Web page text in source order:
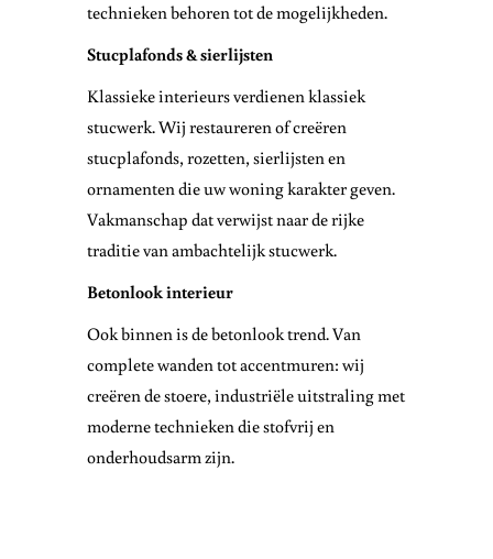
technieken behoren tot de mogelijkheden.
Stucplafonds & sierlijsten
Klassieke interieurs verdienen klassiek
stucwerk. Wij restaureren of creëren
stucplafonds, rozetten, sierlijsten en
ornamenten die uw woning karakter geven.
Vakmanschap dat verwijst naar de rijke
traditie van ambachtelijk stucwerk.
Betonlook interieur
Ook binnen is de betonlook trend. Van
complete wanden tot accentmuren: wij
creëren de stoere, industriële uitstraling met
moderne technieken die stofvrij en
onderhoudsarm zijn.